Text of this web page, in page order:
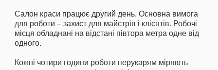
Салон краси працює другий день. Основна вимога
для роботи – захист для майстрів і клієнтів. Робочі
місця обладнані на відстані півтора метра одне від
одного.
Кожні чотири години роботи перукарям міряють